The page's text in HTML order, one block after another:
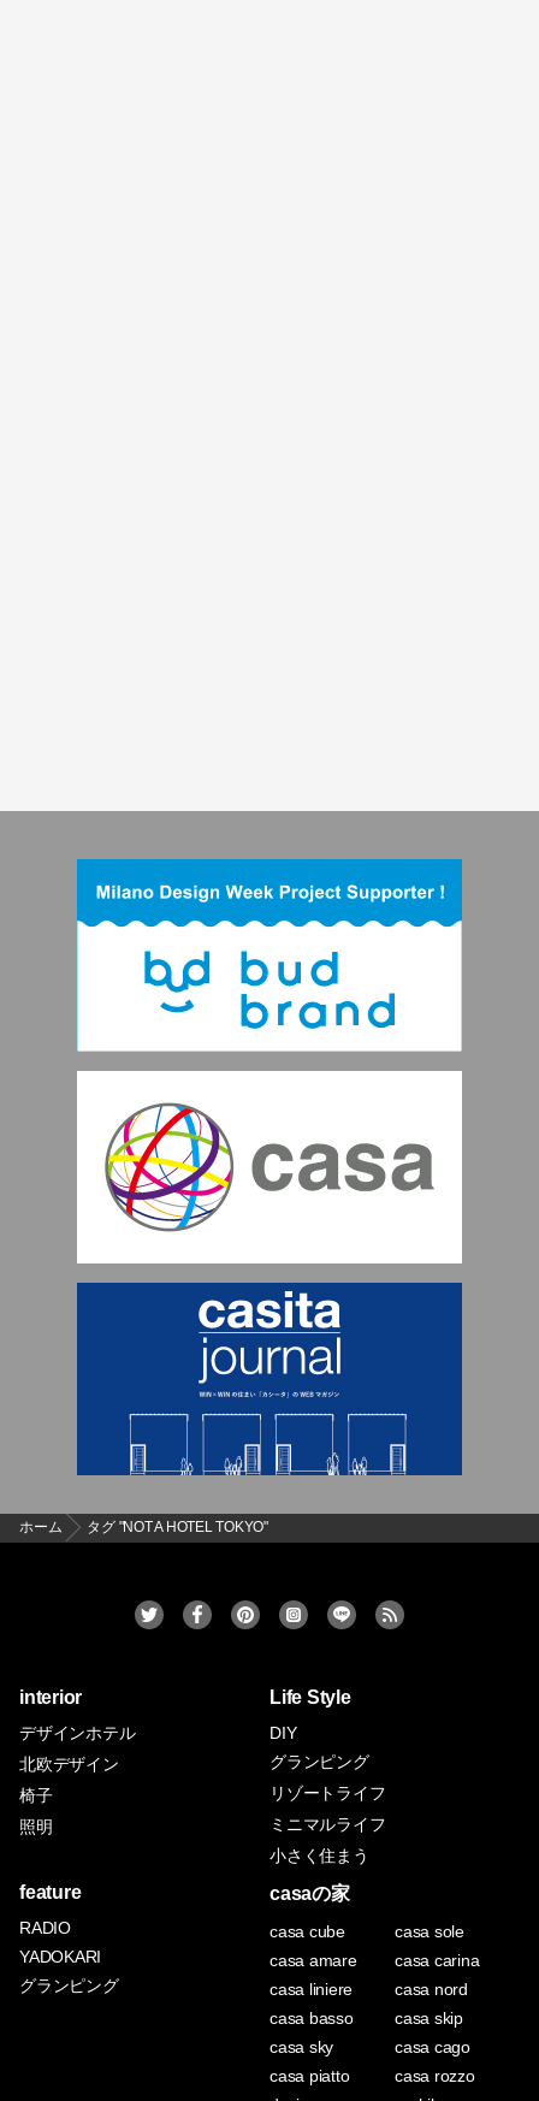
ホーム タグ "NOT A HOTEL TOKYO"
interior
デザインホテル
北欧デザイン
椅子
照明
Life Style
DIY
グランピング
リゾートライフ
ミニマルライフ
小さく住まう
feature
RADIO
YADOKARI
グランピング
casaの家
casa cube
casa sole
casa amare
casa carina
casa liniere
casa nord
casa basso
casa skip
casa sky
casa cago
casa piatto
casa rozzo